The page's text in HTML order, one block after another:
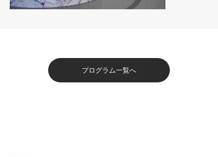
プログラム一覧へ